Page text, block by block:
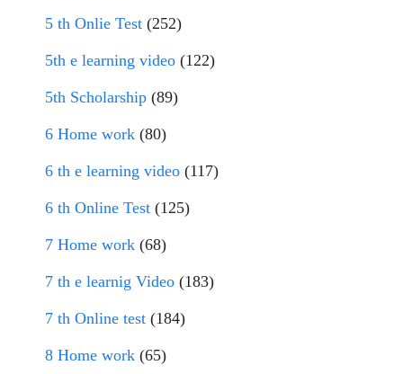
5 th Onlie Test (252)
5th e learning video (122)
5th Scholarship (89)
6 Home work (80)
6 th e learning video (117)
6 th Online Test (125)
7 Home work (68)
7 th e learnig Video (183)
7 th Online test (184)
8 Home work (65)